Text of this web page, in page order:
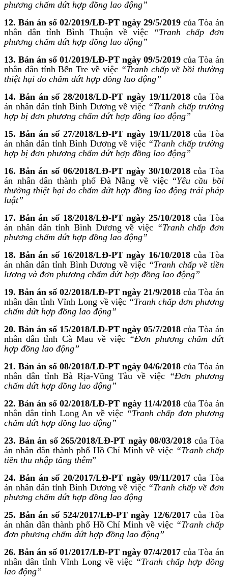
phương chấm dứt hợp đồng lao động”
12. Bản án số 02/2019/LĐ-PT ngày 29/5/2019 của Tòa án
nhân dân tỉnh Bình Thuận về việc “Tranh chấp đơn
phương chấm dứt hợp đồng lao động”
13. Bản án số 01/2019/LĐ-PT ngày 09/5/2019 của Tòa án
nhân dân tỉnh Bến Tre về việc “Tranh chấp về bồi thường
thiệt hại do chấm dứt hợp đồng lao động”
14. Bản án số 28/2018/LD-PT ngày 19/11/2018của Tòa
án nhân dân tỉnh Bình Dương về việc “Tranh chấp trường
hợp bị đơn phương chấm dứt hợp đồng lao động”
15. Bản án số 27/2018/LĐ-PT ngày 19/11/2018của Tòa
án nhân dân tỉnh Bình Dương về việc “Tranh chấp trường
hợp bị đơn phương chấm dứt hợp đồng lao động”
16. Bản án số 06/2018/LĐ-PT ngày 30/10/2018của Tòa
án nhân dân thành phố Đà Nẵng về việc “Yêu cầu bồi
thường thiệt hại do chấm dứt hợp đồng lao động trái pháp
luật”
17. Bản án số 18/2018/LĐ-PT ngày 25/10/2018của Tòa
án nhân dân tỉnh Bình Dương về việc “Tranh chấp đơn
phương chấm dứt hợp đồng lao động”
18. Bản án số 16/2018/LĐ-PT ngày 16/10/2018của Tòa
án nhân dân tỉnh Bình Dương về việc “Tranh chấp về tiền
lương và đơn phương chấm dứt hợp đồng lao động”
19. Bản án số 02/2018/LĐ-PT ngày 21/9/2018 của Tòa án
nhân dân tỉnh Vĩnh Long về việc “Tranh chấp đơn phương
chấm dứt hợp đồng lao động”
20. Bản án số 15/2018/LĐ-PT ngày 05/7/2018 của Tòa án
nhân dân tỉnh Cà Mau về việc “Đơn phương chấm dứt
hợp đồng lao động”
21. Bản án số 08/2018/LĐ-PT ngày 04/6/2018 của Tòa án
nhân dân tỉnh Bà Rịa-Vũng Tàu về việc “Đơn phương
chấm dứt hợp đồng lao động”
22. Bản án số 02/2018/LĐ-PT ngày 11/4/2018 của Tòa án
nhân dân tỉnh Long An về việc “Tranh chấp đơn phương
chấm dứt hợp đồng lao động”
23. Bản án số 265/2018/LĐ-PT ngày 08/03/2018 của Tòa
án nhân dân thành phố Hồ Chí Minh về việc “Tranh chấp
tiền thu nhập tăng thêm”
24. Bản án số 20/2017/LĐ-PT ngày 09/11/2017của Tòa
án nhân dân tỉnh Bình Dương về việc “Tranh chấp về đơn
phương chấm dứt hợp đồng lao động
25. Bản án số 524/2017/LĐ-PT ngày 12/6/2017của Tòa
án nhân dân thành phố Hồ Chí Minh về việc “Tranh chấp
đơn phương chấm dứt hợp đồng lao động”
26. Bản án số 01/2017/LĐ-PT ngày 07/4/2017 của Tòa án
nhân dân tỉnh Vĩnh Long về việc “Tranh chấp hợp đồng
lao động”